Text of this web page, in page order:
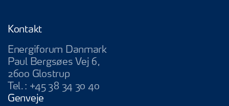
Kontakt
Energiforum Danmark
Paul Bergsøes Vej 6,
2600 Glostrup
Tel.: +45 38 34 30 40
Genveje